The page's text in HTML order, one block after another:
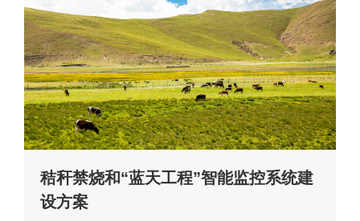
秸秆禁烧和“蓝天工程”智能监控系统建
设方案